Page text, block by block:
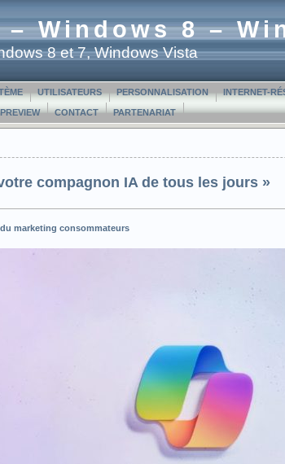
Windows 8 –
8 et 7, Windows Vista
UTILISATEURS PERSONNALISATION INTERNET-
CONTACT PARTENARIAT
compagnon IA de tous les jours »
marketing consommateurs